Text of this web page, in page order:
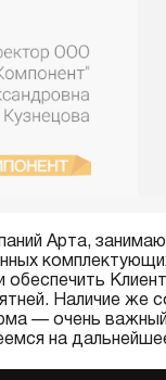
Арта,
Наличие же
— очень
на